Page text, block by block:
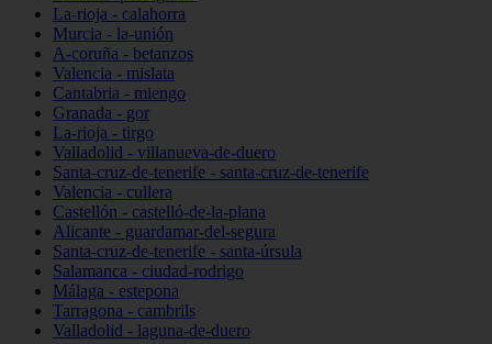
La-rioja - calahorra
Murcia - la-unión
A-coruña - betanzos
Valencia - mislata
Cantabria - miengo
Granada - gor
La-rioja - tirgo
Valladolid - villanueva-de-duero
Santa-cruz-de-tenerife - santa-cruz-de-tenerife
Valencia - cullera
Castellón - castelló-de-la-plana
Alicante - guardamar-del-segura
Santa-cruz-de-tenerife - santa-úrsula
Salamanca - ciudad-rodrigo
Málaga - estepona
Tarragona - cambrils
Valladolid - laguna-de-duero